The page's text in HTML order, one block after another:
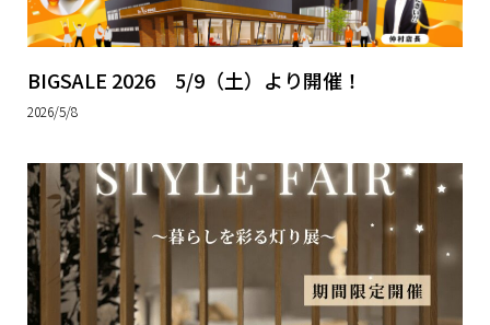
BIGSALE 2026 5/9（土）より開催！
2026/5/8